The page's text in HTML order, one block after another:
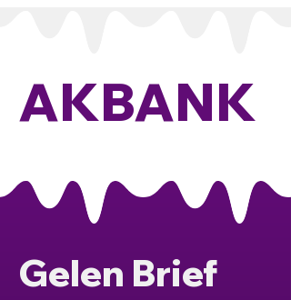
AKBANK
Gelen Brief